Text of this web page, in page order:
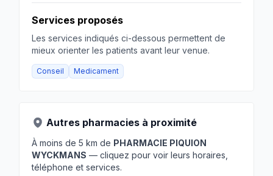
Services proposés
Les services indiqués ci-dessous permettent de
mieux orienter les patients avant leur venue.
Conseil Medicament
Autres pharmacies à proximité
À moins de 5 km de PHARMACIE PIQUION
WYCKMANS — cliquez pour voir leurs horaires,
téléphone et services.